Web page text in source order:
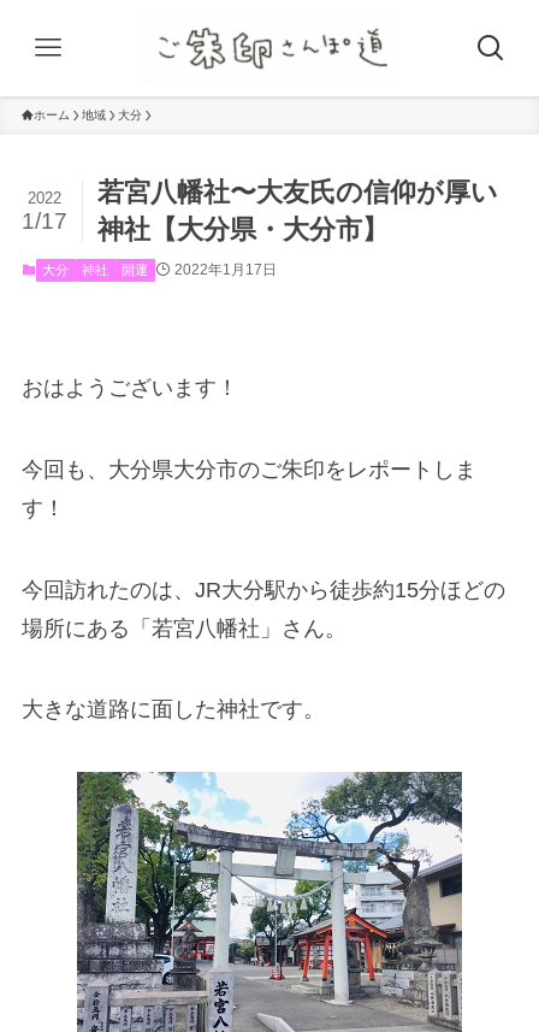
ホーム 地域 大分
若宮八幡社〜大友氏の信仰が厚い
神社【大分県・大分市】
2022
1/17
大分 神社 開運 2022年1月17日
おはようございます！
今回も、大分県大分市のご朱印をレポートしま
す！
今回訪れたのは、JR大分駅から徒歩約15分ほどの
場所にある「若宮八幡社」さん。
大きな道路に面した神社です。